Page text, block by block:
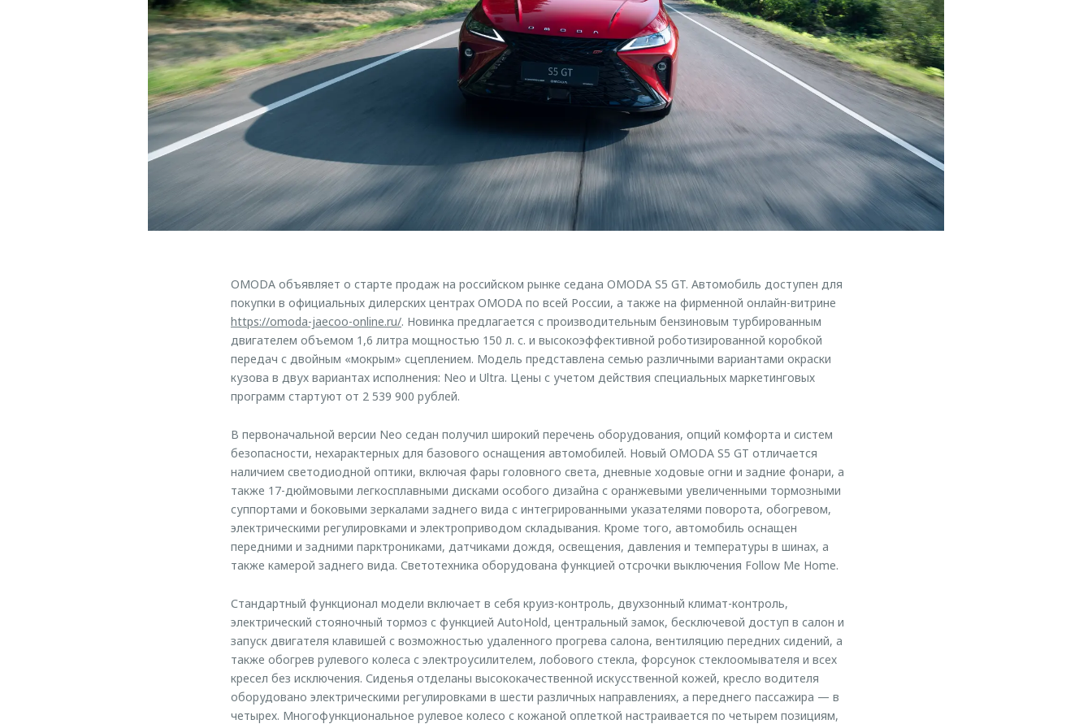
OMODA объявляет о старте продаж на российском рынке седана OMODA S5 GT. Автомобиль доступен для
покупки в официальных дилерских центрах OMODA по всей России, а также на фирменной онлайн-витрине
https://omoda-jaecoo-online.ru/. Новинка предлагается с производительным бензиновым турбированным
двигателем объемом 1,6 литра мощностью 150 л. с. и высокоэффективной роботизированной коробкой
передач с двойным «мокрым» сцеплением. Модель представлена семью различными вариантами окраски
кузова в двух вариантах исполнения: Neo и Ultra. Цены с учетом действия специальных маркетинговых
программ стартуют от 2 539 900 рублей.
В первоначальной версии Neo седан получил широкий перечень оборудования, опций комфорта и систем
безопасности, нехарактерных для базового оснащения автомобилей. Новый OMODA S5 GT отличается
наличием светодиодной оптики, включая фары головного света, дневные ходовые огни и задние фонари, а
также 17-дюймовыми легкосплавными дисками особого дизайна с оранжевыми увеличенными тормозными
суппортами и боковыми зеркалами заднего вида с интегрированными указателями поворота, обогревом,
электрическими регулировками и электроприводом складывания. Кроме того, автомобиль оснащен
передними и задними парктрониками, датчиками дождя, освещения, давления и температуры в шинах, а
также камерой заднего вида. Светотехника оборудована функцией отсрочки выключения Follow Me Home.
Стандартный функционал модели включает в себя круиз-контроль, двухзонный климат-контроль,
электрический стояночный тормоз с функцией AutoHold, центральный замок, бесключевой доступ в салон и
запуск двигателя клавишей с возможностью удаленного прогрева салона, вентиляцию передних сидений, а
также обогрев рулевого колеса с электроусилителем, лобового стекла, форсунок стеклоомывателя и всех
кресел без исключения. Сиденья отделаны высококачественной искусственной кожей, кресло водителя
оборудовано электрическими регулировками в шести различных направлениях, а переднего пассажира — в
четырех. Многофункциональное рулевое колесо с кожаной оплеткой настраивается по четырем позициям,